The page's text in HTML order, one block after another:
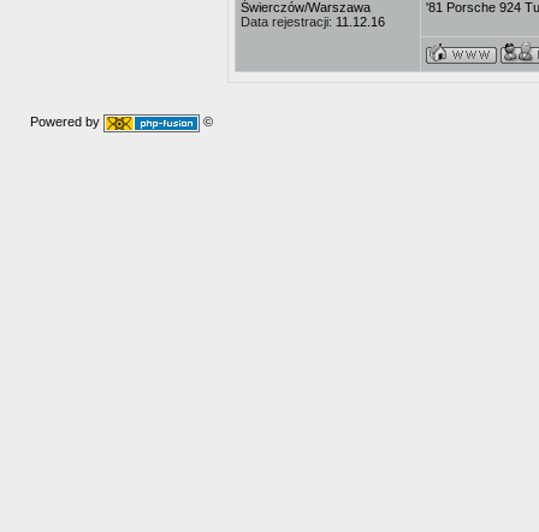
Świerczów/Warszawa
Data rejestracji: 11.12.16
'81 Porsche 924
Powered by ©